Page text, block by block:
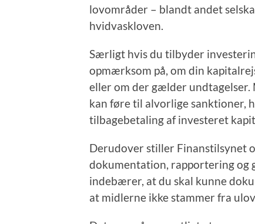
lovområder – blandt andet
hvidvaskloven.
Særligt hvis du tilbyder
opmærksom på, om din
eller om der gælder undtagelser.
kan føre til alvorlige sanktioner,
tilbagebetaling af investeret
Derudover stiller Finanstilsynet
dokumentation, rapportering og
indebærer, at du skal kunne
at midlerne ikke stammer fra